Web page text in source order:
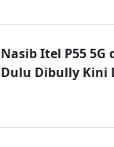
Nasib Itel P55 5G
Dulu Dibully Kini